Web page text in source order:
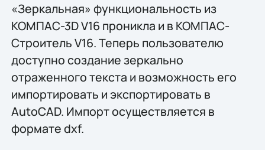
«Зеркальная» функциональность из
КОМПАС-3D V16 проникла и в КОМПАС-
Строитель V16. Теперь пользователю
доступно создание зеркально
отраженного текста и возможность его
импортировать и экспортировать в
AutoCAD. Импорт осуществляется в
формате dxf.